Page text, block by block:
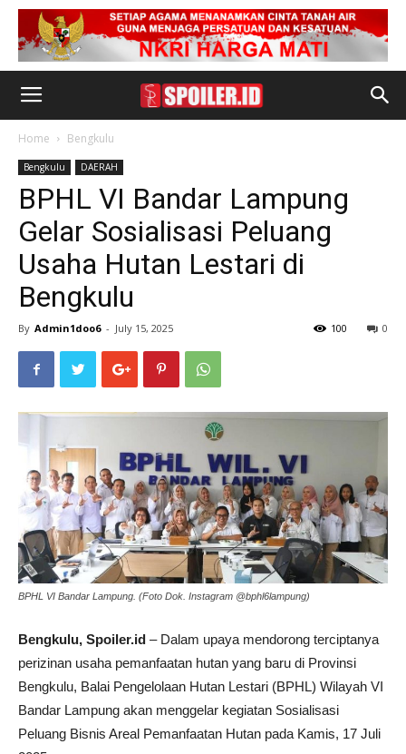
Home Bengkulu
Bengkulu DAERAH
BPHL VI Bandar Lampung
Gelar Sosialisasi Peluang
Usaha Hutan Lestari di
Bengkulu
By Admin1doo6 - July 15, 2025 0
100
BPHL VI Bandar Lampung. (Foto Dok. Instagram @bphl6lampung)
Bengkulu, Spoiler.id – Dalam upaya mendorong terciptanya
perizinan usaha pemanfaatan hutan yang baru di Provinsi
Bengkulu, Balai Pengelolaan Hutan Lestari (BPHL) Wilayah VI
Bandar Lampung akan menggelar kegiatan Sosialisasi
Peluang Bisnis Areal Pemanfaatan Hutan pada Kamis, 17 Juli